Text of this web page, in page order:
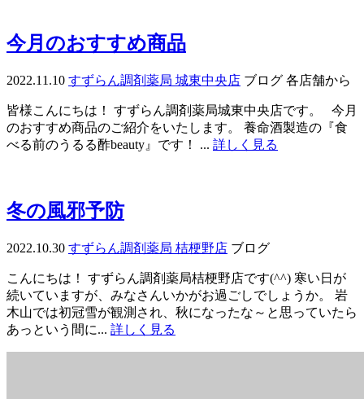
今月のおすすめ商品
2022.11.10 すずらん調剤薬局 城東中央店 ブログ 各店舗から
皆様こんにちは！ すずらん調剤薬局城東中央店です。 今月
のおすすめ商品のご紹介をいたします。 養命酒製造の『食
べる前のうるる酢beauty』です！ ... 詳しく見る
冬の風邪予防
2022.10.30 すずらん調剤薬局 桔梗野店 ブログ
こんにちは！ すずらん調剤薬局桔梗野店です(^^) 寒い日が
続いていますが、みなさんいかがお過ごしでしょうか。 岩
木山では初冠雪が観測され、秋になったな～と思っていたら
あっという間に... 詳しく見る